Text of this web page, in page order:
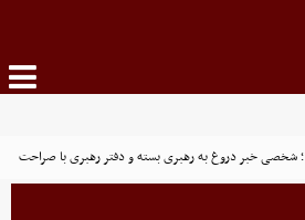
؛ شخصی خبر دروغ به رهبری بسته و دفتر رهبری با صراحت